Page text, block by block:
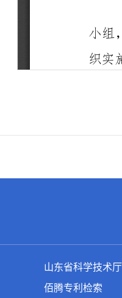
山东省科学技术厅
佰腾专利检索